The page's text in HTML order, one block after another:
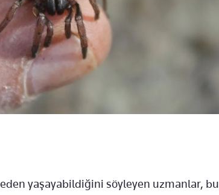
yaşayabildiğini söyleyen uzmanlar, bu